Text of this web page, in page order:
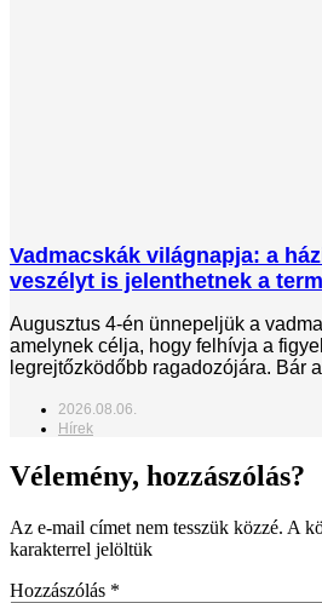
Vadmacskák világnapja: a
veszélyt is jelenthetnek a
Augusztus 4-én ünnepeljük a
amelynek célja, hogy felhívja a
legrejtőzködőbb ragadozójára. Bár
2026.08.06.
Hírek
Vélemény, hozzászólás?
Az e-mail címet nem tesszük közzé. A
karakterrel jelöltük
Hozzászólás *